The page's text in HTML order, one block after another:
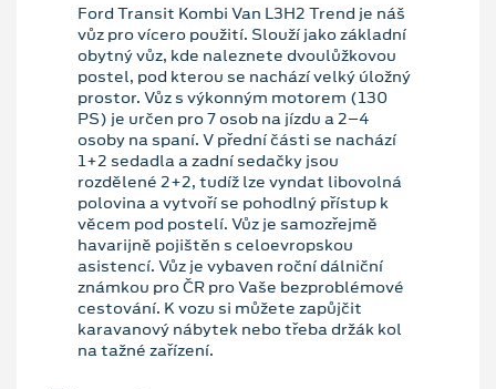
Ford Transit Kombi Van L3H2 Trend je náš
vůz pro vícero použití. Slouží jako základní
obytný vůz, kde naleznete dvoulůžkovou
postel, pod kterou se nachází velký úložný
prostor. Vůz s výkonným motorem (130
PS) je určen pro 7 osob na jízdu a 2–4
osoby na spaní. V přední části se nachází
1+2 sedadla a zadní sedačky jsou
rozdělené 2+2, tudíž lze vyndat libovolná
polovina a vytvoří se pohodlný přístup k
věcem pod postelí. Vůz je samozřejmě
havarijně pojištěn s celoevropskou
asistencí. Vůz je vybaven roční dálniční
známkou pro ČR pro Vaše bezproblémové
cestování. K vozu si můžete zapůjčit
karavanový nábytek nebo třeba držák kol
na tažné zařízení.